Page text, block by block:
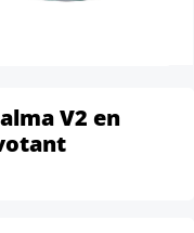
V2 en